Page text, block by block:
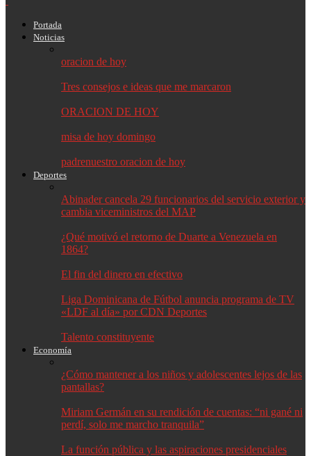
Portada
Noticias
oracion de hoy
Tres consejos e ideas que me marcaron
ORACION DE HOY
misa de hoy domingo
padrenuestro oracion de hoy
Deportes
Abinader cancela 29 funcionarios del servicio exterior y
cambia viceministros del MAP
¿Qué motivó el retorno de Duarte a Venezuela en
1864?
El fin del dinero en efectivo
Liga Dominicana de Fútbol anuncia programa de TV
«LDF al día» por CDN Deportes
Talento constituyente
Economía
¿Cómo mantener a los niños y adolescentes lejos de las
pantallas?
Miriam Germán en su rendición de cuentas: “ni gané ni
perdí, solo me marcho tranquila”
La función pública y las aspiraciones presidenciales